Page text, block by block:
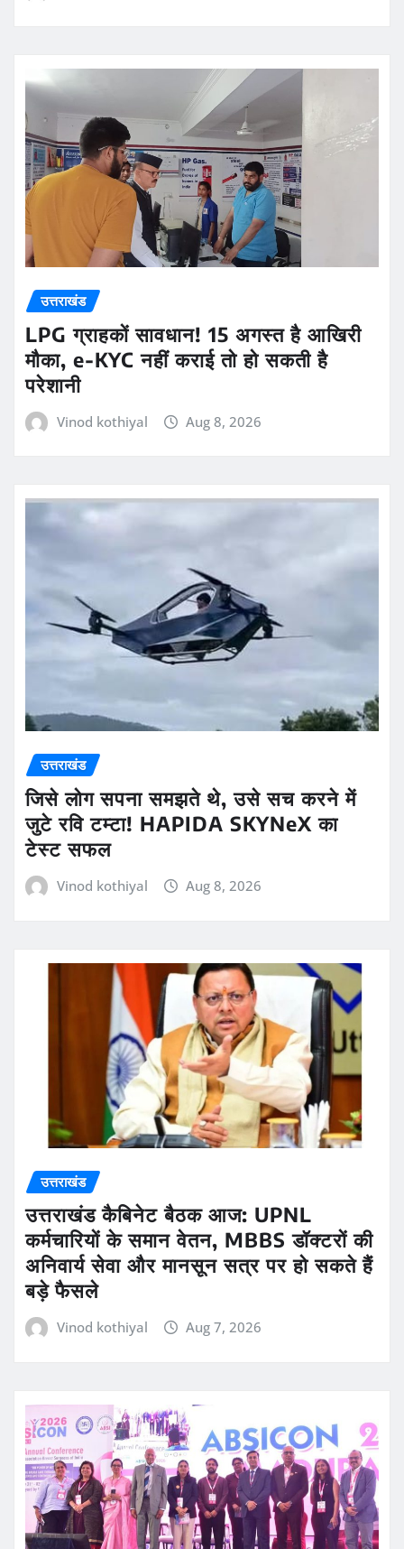
उत्तराखंड
LPG ग्राहकों सावधान! 15 अगस्त है आखिरी
मौका, e-KYC नहीं कराई तो हो सकती है
परेशानी
Vinod kothiyal Aug 8, 2026
उत्तराखंड
जिसे लोग सपना समझते थे, उसे सच करने में
जुटे रवि टम्टा! HAPIDA SKYNeX का
टेस्ट सफल
Vinod kothiyal Aug 8, 2026
उत्तराखंड
उत्तराखंड कैबिनेट बैठक आज: UPNL
कर्मचारियों के समान वेतन, MBBS डॉक्टरों की
अनिवार्य सेवा और मानसून सत्र पर हो सकते हैं
बड़े फैसले
Vinod kothiyal Aug 7, 2026